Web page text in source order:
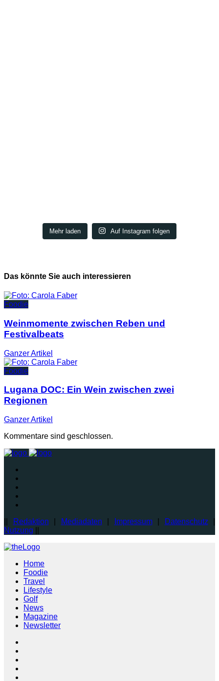
Mehr laden Auf Instagram folgen
Das könnte Sie auch interessieren
Foodie
Weinmomente zwischen Reben und
Festivalbeats
GanzerArtikel
Foodie
Lugana DOC: Ein Wein zwischen zwei
Regionen
GanzerArtikel
Kommentare sind geschlossen.
Redaktion Mediadaten Impressum| Datenschutz
Nutzung
Home
Foodie
Travel
Lifestyle
Golf
News
Magazine
Newsletter